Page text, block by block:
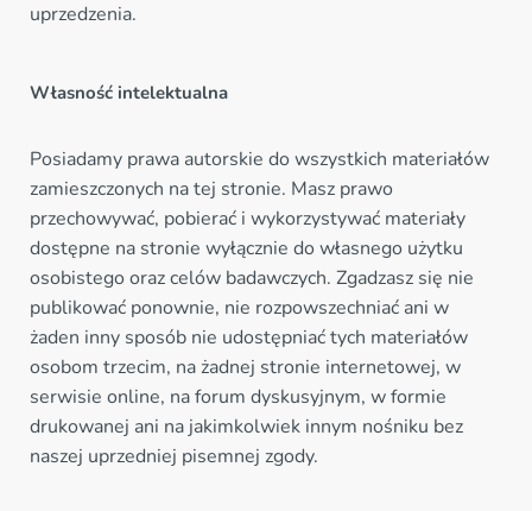
uprzedzenia.
Własność intelektualna
Posiadamy prawa autorskie do wszystkich materiałów
zamieszczonych na tej stronie. Masz prawo
przechowywać, pobierać i wykorzystywać materiały
dostępne na stronie wyłącznie do własnego użytku
osobistego oraz celów badawczych. Zgadzasz się nie
publikować ponownie, nie rozpowszechniać ani w
żaden inny sposób nie udostępniać tych materiałów
osobom trzecim, na żadnej stronie internetowej, w
serwisie online, na forum dyskusyjnym, w formie
drukowanej ani na jakimkolwiek innym nośniku bez
naszej uprzedniej pisemnej zgody.